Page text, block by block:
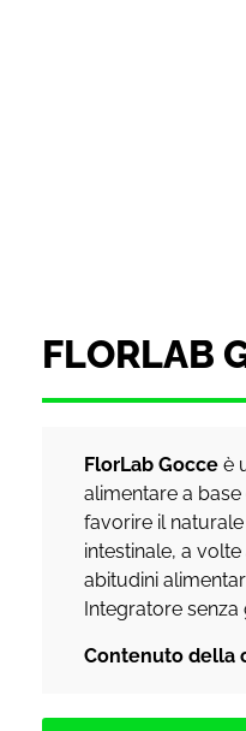
FLORLAB
FlorLab Gocce è
alimentare a
favorire il
intestinale, a
abitudini
Integratore senza
Contenuto della